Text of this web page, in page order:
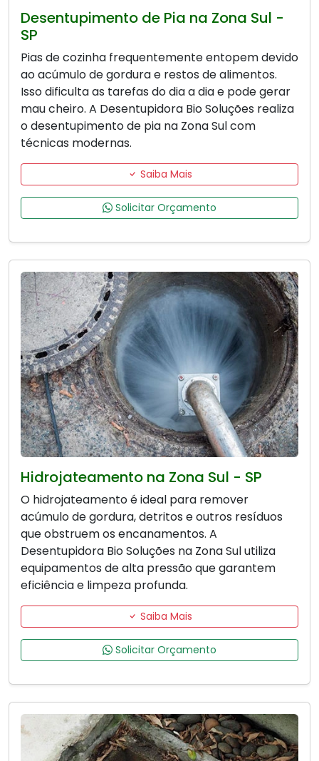
Desentupimento de Pia na Zona Sul -
SP
Pias de cozinha frequentemente entopem devido
ao acúmulo de gordura e restos de alimentos.
Isso dificulta as tarefas do dia a dia e pode gerar
mau cheiro. A Desentupidora Bio Soluções realiza
o desentupimento de pia na Zona Sul com
técnicas modernas.
Saiba Mais
Solicitar Orçamento
Hidrojateamento na Zona Sul - SP
O hidrojateamento é ideal para remover
acúmulo de gordura, detritos e outros resíduos
que obstruem os encanamentos. A
Desentupidora Bio Soluções na Zona Sul utiliza
equipamentos de alta pressão que garantem
eficiência e limpeza profunda.
Saiba Mais
Solicitar Orçamento